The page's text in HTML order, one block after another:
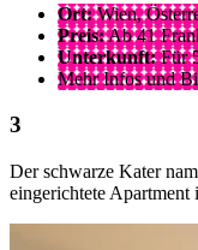
Ort:Wien,
Preis:Ab 41
Unterkunft:Für
Mehr Infos und
Der schwarze Kater
eingerichtete Apartment